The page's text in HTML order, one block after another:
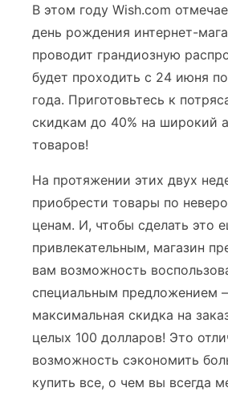
В этом году Wish.com
день рождения интернет-
проводит грандиозную
будет проходить с 24 июня
года. Приготовьтесь к
скидкам до 40% на широкий
товаров!
На протяжении этих двух
приобрести товары по
ценам. И, чтобы сделать это
привлекательным, магазин
вам возможность
специальным предложением
максимальная скидка на
целых 100 долларов! Это
возможность сэкономить
купить все, о чем вы всегда